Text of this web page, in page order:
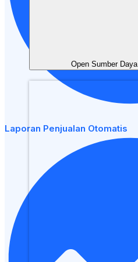
Open Sumber Daya
Laporan Penjualan Otomatis